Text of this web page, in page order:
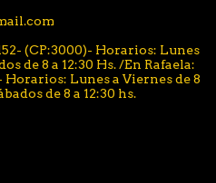
(CP:3000)- Horarios: Lunes
de 8 a 12:30 Hs. /En Rafaela:
Horarios: Lunes a Viernes de 8
de 8 a 12:30 hs.